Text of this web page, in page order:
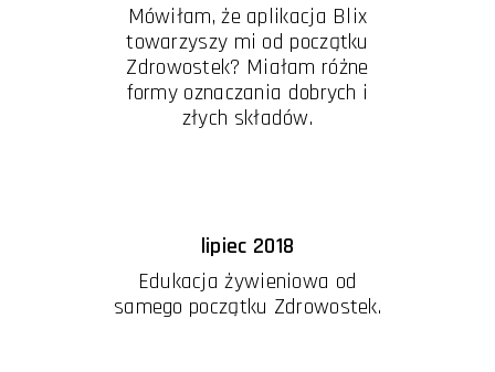
Mówiłam, że aplikacja Blix
towarzyszy mi od początku
Zdrowostek? Miałam różne
formy oznaczania dobrych i
złych składów.
lipiec 2018
Edukacja żywieniowa od
samego początku Zdrowostek.